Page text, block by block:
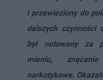
i przewieziony do
dalszych czynności
był notowany za
mieniu,
narkotykowe.